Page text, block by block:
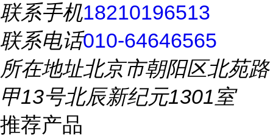
联系手机18210196513
联系电话010-64646565
所在地址北京市朝阳区北苑路
甲13号北辰新纪元1301室
推荐产品